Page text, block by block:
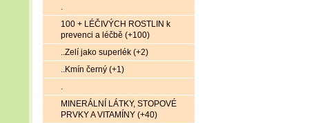
.
100 + LÉČIVÝCH ROSTLIN k
prevenci a léčbě (+100)
..Zelí jako superlék (+2)
..Kmín černý (+1)
.
MINERÁLNÍ LÁTKY, STOPOVÉ
PRVKY A VITAMÍNY (+40)